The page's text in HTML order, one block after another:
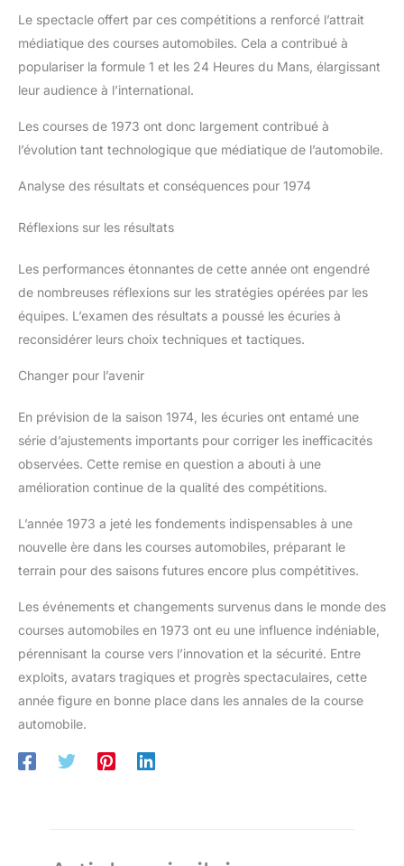
Le spectacle offert par ces compétitions a renforcé l’attrait
médiatique des courses automobiles. Cela a contribué à
populariser la formule 1 et les 24 Heures du Mans, élargissant
leur audience à l’international.
Les courses de 1973 ont donc largement contribué à
l’évolution tant technologique que médiatique de l’automobile.
Analyse des résultats et conséquences pour 1974
Réflexions sur les résultats
Les performances étonnantes de cette année ont engendré
de nombreuses réflexions sur les stratégies opérées par les
équipes. L’examen des résultats a poussé les écuries à
reconsidérer leurs choix techniques et tactiques.
Changer pour l’avenir
En prévision de la saison 1974, les écuries ont entamé une
série d’ajustements importants pour corriger les inefficacités
observées. Cette remise en question a abouti à une
amélioration continue de la qualité des compétitions.
L’année 1973 a jeté les fondements indispensables à une
nouvelle ère dans les courses automobiles, préparant le
terrain pour des saisons futures encore plus compétitives.
Les événements et changements survenus dans le monde des
courses automobiles en 1973 ont eu une influence indéniable,
pérennisant la course vers l’innovation et la sécurité. Entre
exploits, avatars tragiques et progrès spectaculaires, cette
année figure en bonne place dans les annales de la course
automobile.